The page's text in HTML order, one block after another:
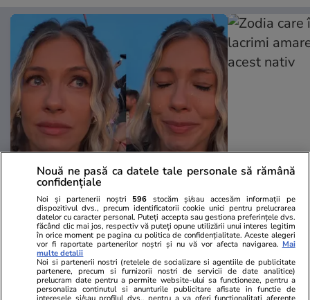
Wowbiz.ro
Andreea Ibacka a izbucnit în
plâns! Ce a emoționat-o până la
lacrimi pe vedetă: „Nu-mi mai e
rușine să fiu vulnerabilă”
Redactia.ro
lacrimi
acest nativ
POLITIC
Nouă ne pasă ca datele tale personale să rămână
confidențiale
Noi și partenerii noștri 596 stocăm și/sau accesăm informații pe
dispozitivul dvs., precum identificatorii cookie unici pentru prelucrarea
datelor cu caracter personal. Puteți accepta sau gestiona preferințele dvs.
făcând clic mai jos, respectiv vă puteți opune utilizării unui interes legitim
în orice moment pe pagina cu politica de confidențialitate. Aceste alegeri
vor fi raportate partenerilor noștri și nu vă vor afecta navigarea. Mai
multe detalii
Noi si partenerii nostri (retelele de socializare si agentiile de publicitate
partenere, precum si furnizorii nostri de servicii de date analitice)
prelucram date pentru a permite website-ului sa functioneze, pentru a
personaliza continutul si anunturile publicitare afisate in functie de